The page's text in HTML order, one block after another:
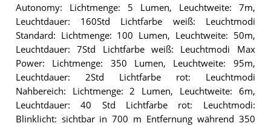
Autonomy: Lichtmenge: 5 Lumen, Leuchtweite: 7m,
Leuchtdauer: 160Std Lichtfarbe weiß: Leuchtmodi
Standard: Lichtmenge: 100 Lumen, Leuchtweite: 50m,
Leuchtdauer: 7Std Lichtfarbe weiß: Leuchtmodi Max
Power: Lichtmenge: 350 Lumen, Leuchtweite: 95m,
Leuchtdauer: 2Std Lichtfarbe rot: Leuchtmodi
Nahbereich: Lichtmenge: 2 Lumen, Leuchtweite: 6m,
Leuchtdauer: 40 Std Lichtfarbe rot: Leuchtmodi:
Blinklicht: sichtbar in 700 m Entfernung während 350